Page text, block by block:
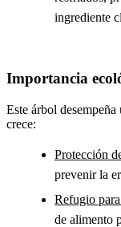
ingrediente
Importancia
Este árbol
crece:
Protección
prevenir la
Refugio
de alimento